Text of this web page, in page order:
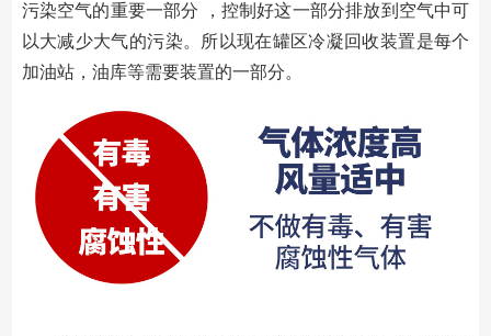
污染空气的重要一部分 ，控制好这一部分排放到空气中可
以大减少大气的污染。所以现在罐区冷凝回收装置是每个
加油站，油库等需要装置的一部分。